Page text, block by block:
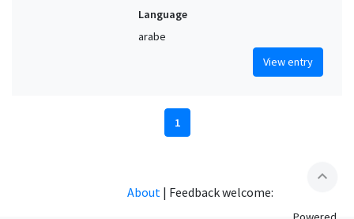
Language
arabe
View entry
1
expand_less
About | Feedback welcome: